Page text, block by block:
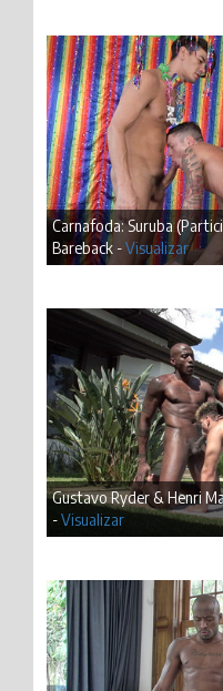
Carnafoda: Suruba
Bareback -Visualizar
Gustavo Ryder & Henri
-Visualizar